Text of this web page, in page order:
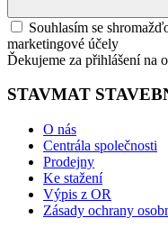
Souhlasím se
marketingové účely
Ďekujeme za přihlášení na
STAVMAT
O nás
Centrála společnosti
Prodejny
Ke stažení
Výpis z OR
Zásady ochrany